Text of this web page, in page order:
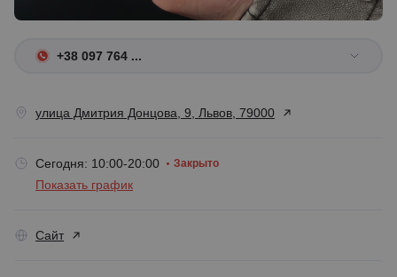
+38 097 764 ...
улица Дмитрия Донцова, 9, Львов, 79000
Сегодня: 10:00-20:00 Закрыто
Показать график
Сайт